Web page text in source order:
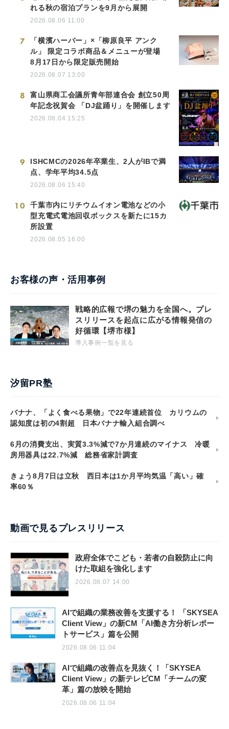
れる秋の宿泊プランを9月から展開
2026.08.06 11:00
7
「横濱ハーバー」×「柳原良平 アンク
ル」 限定コラボ商品＆メニューが登場
8月17日から限定販売開始
2026.08.07 13:00
8
富山県商工会議所青年部連合会 創立50周
年記念祝賀会 「DJ盆踊り」を開催します
2026.08.04 15:25
9
ISHCMCの2026年卒業生、2人がIBで満
点、学年平均34.5点
2026.08.06 15:40
10
千葉市内にリチウムイオン電池などの小
型充電式電池回収ボックスを新たに15カ
所設置
2026.08.05 16:00
お客様の声・活用事例
戦略的広報で堺の魅力を全国へ。プレ
スリリースを起点に広がる情報発信の
好循環【堺市様】
導入事例一覧を見る
汐留PR塾
バナナ、「よく食べる果物」で22年連続首位 カリウムの
認知度は初の4割超 日本バナナ輸入組合調べ
6月の消費支出、実質3.3%減で7か月連続のマイナス 冷暖
房用器具は22.7%減 総務省家計調査
きょう8月7日は立秋 西日本は1か月平均気温「高い」確
率60％
動画で見るプレスリリース
政府全体でこども・若者の自殺防止に向
けた取組を強化します
2026.08.07 14:00
AIで組織の業務改善を支援する！ 「SKYSEA
Client View」の新CM「AI働き方分析レポー
トサービス」篇を公開
2026.08.06 11:04
AIで組織の改善点を見抜く！「SKYSEA
Client View」の新テレビCM「チームの変
革」篇の放映を開始
2026.08.06 11:04